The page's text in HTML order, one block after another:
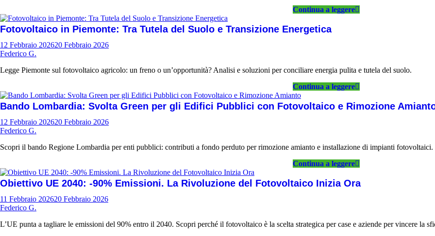
Continua a leggere
Fotovoltaico in Piemonte: Tra Tutela del Suolo e Transizione Energetica
12 Febbraio 202620 Febbraio 2026
Federico G.
Legge Piemonte sul fotovoltaico agricolo: un freno o un’opportunità? Analisi e soluzioni per conciliare energia pulita e tutela del suolo.
Continua a leggere
Bando Lombardia: Svolta Green per gli Edifici Pubblici con Fotovoltaico e Rimozione
12 Febbraio 202620 Febbraio 2026
Federico G.
Scopri il bando Regione Lombardia per enti pubblici: contributi a fondo perduto per rimozione amianto e installazione di impianti fotovoltaici.
Continua a leggere
Obiettivo UE 2040: -90% Emissioni. La Rivoluzione del Fotovoltaico Inizia Ora
11 Febbraio 202620 Febbraio 2026
Federico G.
L’UE punta a tagliare le emissioni del 90% entro il 2040. Scopri perché il fotovoltaico è la scelta strategica per case e aziende per vincere la